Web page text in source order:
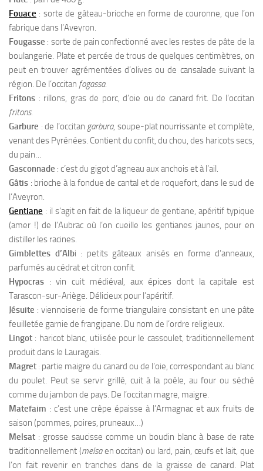
Fouace : sorte de gâteau-brioche en forme de couronne, que l’on
fabrique dans l’Aveyron.
Fougasse : sorte de pain confectionné avec les restes de pâte de la
boulangerie. Plate et percée de trous de quelques centimètres, on
peut en trouver agrémentées d’olives ou de cansalade suivant la
région. De l’occitan fogassa.
Fritons : rillons, gras de porc, d’oie ou de canard frit. De l’occitan
fritons.
Garbure : de l’occitan garbura, soupe-plat nourrissante et complète,
venant des Pyrénées. Contient du confit, du chou, des haricots secs,
du pain…
Gasconnade : c’est du gigot d’agneau aux anchois et à l’ail.
Gâtis : brioche à la fondue de cantal et de roquefort, dans le sud de
l’Aveyron.
Gentiane : il s’agit en fait de la liqueur de gentiane, apéritif typique
(amer !) de l’Aubrac où l’on cueille les gentianes jaunes, pour en
distiller les racines.
Gimblettes d’Albi : petits gâteaux anisés en forme d’anneaux,
parfumés au cédrat et citron confit.
Hypocras : vin cuit médiéval, aux épices dont la capitale est
Tarascon-sur-Ariège. Délicieux pour l’apéritif.
Jésuite : viennoiserie de forme triangulaire consistant en une pâte
feuilletée garnie de frangipane. Du nom de l’ordre religieux.
Lingot : haricot blanc, utilisée pour le cassoulet, traditionnellement
produit dans le Lauragais.
Magret : partie maigre du canard ou de l’oie, correspondant au blanc
du poulet. Peut se servir grillé, cuit à la poêle, au four ou séché
comme du jambon de pays. De l’occitan magre, maigre.
Matefaim : c’est une crêpe épaisse à l’Armagnac et aux fruits de
saison (pommes, poires, pruneaux…)
Melsat : grosse saucisse comme un boudin blanc à base de rate
traditionnellement (melsaen occitan) ou lard, pain, œufs et lait, que
l’on fait revenir en tranches dans de la graisse de canard. Plat